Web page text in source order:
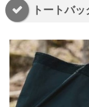
トートバ